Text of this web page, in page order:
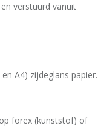
verstuurd vanuit
A4) zijdeglans papier.
forex (kunststof) of